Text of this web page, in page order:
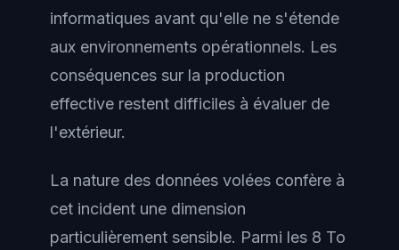
informatiques avant qu'elle ne s'étende
aux environnements opérationnels. Les
conséquences sur la production
effective restent difficiles à évaluer de
l'extérieur.
La nature des données volées confère à
cet incident une dimension
particulièrement sensible. Parmi les 8 To